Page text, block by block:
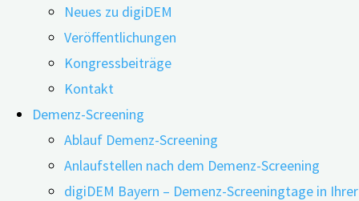
Neues zu digiDEM
Veröffentlichungen
Kongressbeiträge
Kontakt
Demenz-Screening
Ablauf Demenz-Screening
Anlaufstellen nach dem Demenz-Screening
digiDEM Bayern – Demenz-Screeningtage in Ihrer